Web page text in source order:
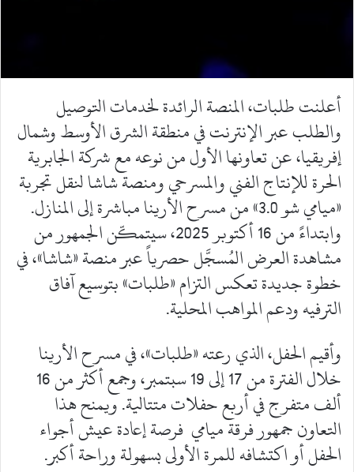
أعلنت طلبات، المنصة الرائدة لخدمات التوصيل
والطلب عبر الإنترنت في منطقة الشرق الأوسط وشمال
إفريقيا، عن تعاونها الأول من نوعه مع شركة الجابرية
الحرة للإنتاج الفني والمسرحي ومنصة شاشا لنقل تجربة
«ميامي شو 3.0» من مسرح الأرينا مباشرة إلى المنازل.
وابتداءً من 16 أكتوبر 2025، سيتمكّن الجمهور من
مشاهدة العرض المُسجَّل حصرياً عبر منصة «شاشا»، في
خطوة جديدة تعكس التزام «طلبات» بتوسيع آفاق
الترفيه ودعم المواهب المحلية.
وأقيم الحفل، الذي رعته «طلبات»، في مسرح الأرينا
خلال الفترة من 17 إلى 19 سبتمبر، وجمع أكثر من 16
ألف متفرج في أربع حفلات متتالية. ويمنح هذا
التعاون جمهور فرقة ميامي فرصة إعادة عيش أجواء
الحفل أو اكتشافه للمرة الأولى بسهولة وراحة أكبر.